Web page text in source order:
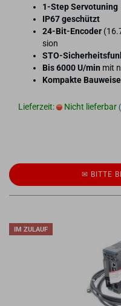
1-​Step Ser­vo­tu­ning
IP67 ge­schützt
24-​Bit-Encoder
si­on
STO-​
Bis 6000 U/min mit
Kom­pak­te Bau­wei­se
Lieferzeit: Nicht lieferbar
✉ BITTE
IM ZULAUF